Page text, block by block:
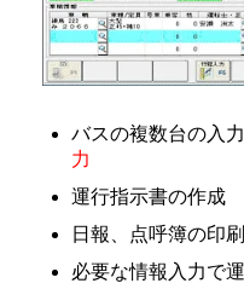
バスの複数台の入
力
運行指示書の作成
日報、点呼簿の印刷
必要な情報入力で